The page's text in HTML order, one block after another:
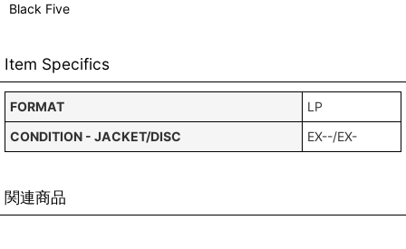
Black Five
Item Specifics
FORMAT
LP
CONDITION - JACKET/DISC
EX--/EX-
関連商品